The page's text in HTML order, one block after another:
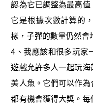
認為它已調整為最高值
它是根據次數計算的
樣，子彈的數量仍然會
4、我應該和很多玩家
遊戲允許多人一起玩
美人魚。它們可以作
都有機會獲得大獎。